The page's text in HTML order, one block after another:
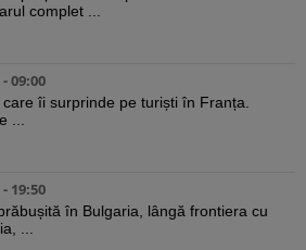
complet ...
09:00
care îi surprinde pe turiști în Franța.
...
19:50
în Bulgaria, lângă frontiera cu
...